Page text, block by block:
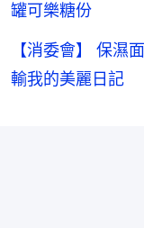
罐可樂糖份
【消委會】 保濕
輸我的美麗日記